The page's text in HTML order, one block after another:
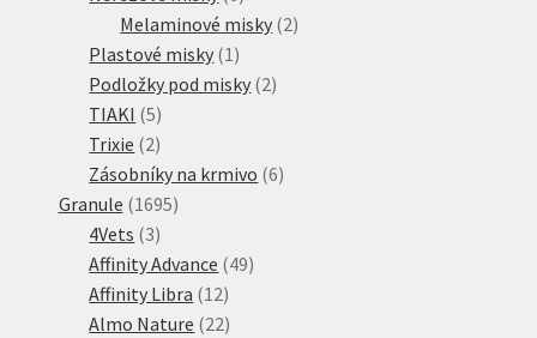
produktů
Melaminové misky 22
Plastové misky 1 1
produkt
Podložky pod misky 22
TIAKI 55
produktů
Trixie 22
produkty
Zásobníky na krmivo 66
Granule 16951695
4Vets 33
produkty
Affinity Advance 4949
Affinity Libra 1212
produktů
Almo Nature 2222